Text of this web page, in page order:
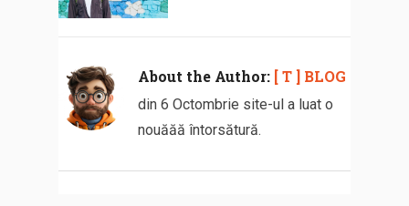
About the Author: [ T ] BLOG
din 6 Octombrie site-ul a luat o
nouăăă întorsătură.